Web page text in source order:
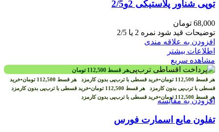
توپی شناور پلاستیکی 2و2/5
68,000 تومان
توضیحات قید شود نمره 2 یا 2/5
افزودن به علاقه مندی
اطلاعات بیشتر
مشاهده سریع
هر قسط 112,500 تومان
هر قسط 112,500 تومان•خرید قسطی با ترب‌پی بدون کارمزد هر قسط 112,500 تومان•خرید
قسطی با ترب‌پی بدون کارمزد هر قسط 112,500 تومان•خرید قسطی با ترب‌پی بدون کارمزد
هر قسط 112,500 تومان•خرید قسطی با ترب‌پی بدون کارمزدافزودن به مقایسه
تفلون مایع اسمارت فورس